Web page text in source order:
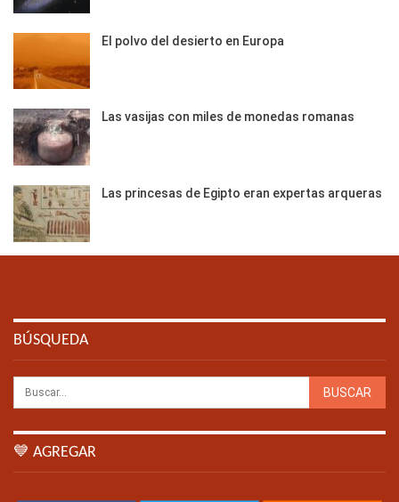
El polvo del desierto en Europa
Las vasijas con miles de monedas romanas
Las princesas de Egipto eran expertas arqueras
BÚSQUEDA
💙 AGREGAR